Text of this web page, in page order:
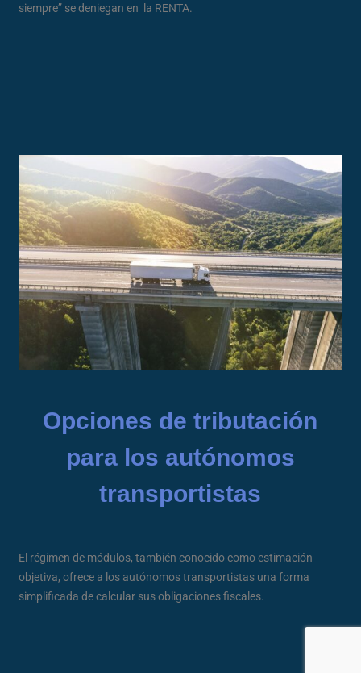
siempre” se deniegan en la RENTA.
Opciones de tributación
para los autónomos
transportistas
El régimen de módulos, también conocido como estimación
objetiva, ofrece a los autónomos transportistas una forma
simplificada de calcular sus obligaciones fiscales.